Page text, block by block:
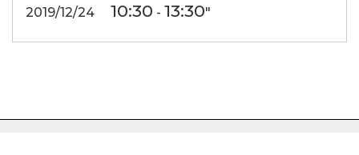
2019/12/24
10:30 - 13:30"